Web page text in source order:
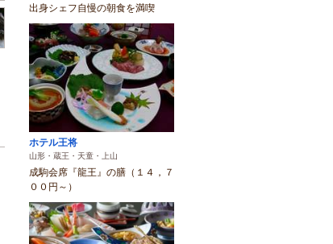
出身シェフ自慢の朝食を満喫
ホテル王将
山形・蔵王・天童・上山
成駒会席『龍王』の膳（１４，７
００円～）